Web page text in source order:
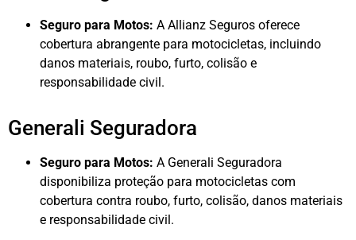
Seguro para Motos: A Allianz Seguros oferece
cobertura abrangente para motocicletas, incluindo
danos materiais, roubo, furto, colisão e
responsabilidade civil.
Generali Seguradora
Seguro para Motos: A Generali Seguradora
disponibiliza proteção para motocicletas com
cobertura contra roubo, furto, colisão, danos materiais
e responsabilidade civil.